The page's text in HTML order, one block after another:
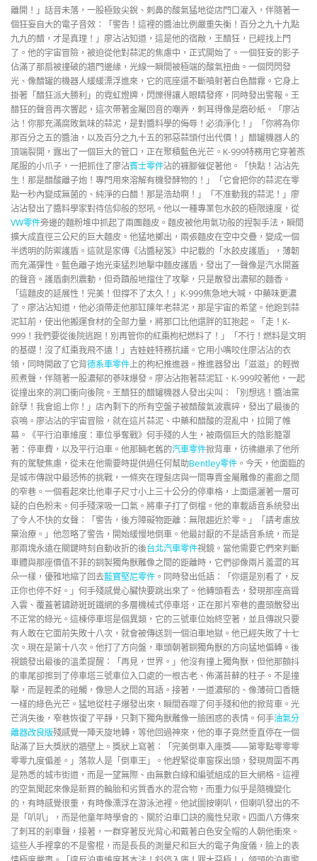
離開！」話音未落，一股極致尖銳、刺鼻的酸氣猛地從店門口灌入，伴隨著一
個狂妄自大的電子音效：「警告！這裡的醬油比例嚴重失衡！百分之九十九點
九九的醋，才是真理！」廖沾沾知道，這是他的宿敵，王醋狂，已經找上門
了。他的宇宙冒險，被迫從他對蒜泥的焦慮中，正式開始了。一個狂妄的影子
佔滿了那扇被撞破的牆門邊緣，光線一瞬間被極端的酸氣扭曲。一個閃閃發
光、像醋罐的機器人緩緩漂浮進來，它的底座還不斷噴射著白色醋霧。它身上
掛著「醋狂派大勝利」的霓虹燈牌，閃爍得讓人眼睛發疼，同時發出警報。王
醋狂的聲音再次響起，這次帶著金屬回音的嘲弄，刺耳得像是磨砂紙。「廖沾
沾！你那充滿腐敗氣味的蒜泥，是對醬料學的侮辱！必須淨化！」「你將為你
那百分之五的醬油，以及百分之九十五的邪惡蒜頭付出代價！」醋罐機器人的
頂端裂開，露出了一個巨大的管口，正在聚積藍色光芒。K-999特務用它穿著燕
尾服的小爪子，一把抓住了廖沾賓士零件沾的褲腳催促著他。「快點！沾沾先
生！那是醋酸離子炮！專門用來溶解有機發酵物的！」「它會把你的蒜泥在零
點一秒內變成無菌的、純淨的白醋！那是浩劫啊！」「不准動我的蒜泥！」廖
沾沾發出了醬料學家對待信仰般的怒吼。他以一種專業包水餃的極限速度，從
VW零件旁邊的麵粉堆中抓起了兩團麵皮。麵皮被他用氣功般的捏製手法，瞬間
擴大成直徑三公尺的巨大麵皮。他猛地擲出，兩張麵皮在空中交疊，變成一個
半透明的防禦護盾。這就是家傳《沾醬秘笈》中記載的「水餃皮護盾」，薄韌
而充滿彈性。藍色離子炮光束猛烈地擊中麵皮護盾，發出了一聲像是汽水開蓋
的聲音。護盾劇烈震動，但奇蹟般地擋住了攻擊，只是散發出濃郁的麵香。
「這麵皮的延展性！完美！但撐不了太久！」K-999焦急地大喊，中藥味更濃
了。廖沾沾知道，他必須帶走他那缸陳年老蒜泥，那是宇宙的希望。他跑到蒜
泥缸前，使出他搬運食材的全部力量，將那口比他還胖的缸抱起。「走！K-
999！我們要從後院逃跑！別再管你的紅棗枸杞燃料了！」「不行！燃料是文明
的基礎！沒了紅棗我飛不遠！」吉娃娃特務抗議。它用小嘴咬住廖沾沾的衣
領，同時開啟了它背德系車零件上的枸杞推進器。推進器發出「滋滋」的輕微
煎煮聲，伴隨著一股濃郁的蔘味爆發。廖沾沾抱著蒜泥缸、K-999咬著他，一起
從撞出來的洞口衝向後院。王醋狂的醋罐機器人發出尖叫：「別想逃！醬油黨
餘孽！我會追上你！」店內剩下的所有空盤子被醋酸氣波震碎，發出了最後的
哀鳴。廖沾沾的宇宙冒險，就在這片蒜泥、中藥和醋酸的混亂中，拉開了帷
幕。《平行泊車維度：車位爭奪戰》何手殘的人生，被兩個巨大的陰影籠罩
著：停車費，以及平行泊車。他那輛老舊的汽車零件掀背車，彷彿繼承了他所
有的駕駛焦慮，從未在他需要時提供過任何幫助Bentley零件 。今天，他面臨的
是城市傳說中最恐怖的挑戰，一條夾在理髮店與一間專賣金屬雕像的畫廊之間
的窄巷。一個看起來比他車子尺寸小上三十公分的停車格，上面還灑著一層可
疑的白色粉末。何手殘深吸一口氣。將車子打了倒檔。他的車載語音系統發出
了令人不快的女聲：「警告，後方障礙物距離：無限趨近於零。」「請考慮放
棄治療。」他忽略了警告，開始緩慢地倒車。他最討厭的不是語音系統，而是
那兩塊永遠在關鍵時刻自動收折的後台北汽車零件視鏡。當他需要它們來判斷
車體與那座價值不菲的銅製獨角獸雕像之間的距離時，它們卻像兩片羞澀的耳
朵一樣，優雅地縮了回去藍寶堅尼零件 。同時發出低語：「你還是別看了，反
正你也停不好。」何手殘感覺心臟快要跳出來了。他轉頭看去，發現那座高聳
入雲、覆蓋著鏽跡斑斑鐵網的多層機械式停車塔，正在那片窄巷的盡頭散發出
不正常的綠光。這棟停車塔是個異類，它的三號車位始終空著，並且傳說只要
有人敢在它面前失敗十八次，就會被傳送到一個泊車地獄。他已經失敗了十七
次。現在是第十八次。他打了方向盤，車頭朝著銅獨角獸的方向猛地偏轉。後
視鏡發出最後的溫柔提醒：「再見，世界。」他沒有撞上獨角獸，但他那顫抖
的車尾卻擦到了停車塔三號車位入口處的一根古老、佈滿苔蘚的柱子。不是撞
擊，而是輕柔的碰觸，像戀人之間的耳語。接著，一道濃郁的、像薄荷口香糖
一樣的綠色光芒。猛地從柱子爆發出來，瞬間吞噬了何手殘和他的掀背車。光
芒消失後，窄巷恢復了平靜，只剩下獨角獸雕像一臉困惑的表情。何手油氣分
離器改良版殘感覺一陣天旋地轉，等他回過神來，他的車子竟然垂直停在一個
貼滿了巨大獎狀的牆壁上。獎狀上寫著：「完美倒車入庫獎——第零點零零零
零零九度偏差。」落款人是「倒車王」。他趕緊從車窗探出頭，發現周圍不再
是熟悉的城市街道，而是一望無際、由無數白線和編號組成的巨大網格。這裡
的空氣聞起來像是新買的輪胎和劣質香水的混合物，而重力似乎是隨機變化
的，有時感覺很重，有時像漂浮在游泳池裡。他試圖按喇叭，但喇叭發出的不
是「叭叭」，而是他童年時學會的、關於泊車口訣的魔性兒歌。四面八方傳來
了刺耳的剎車聲，接著，一群穿著反光背心和戴著白色安全帽的人朝他衝來。
這些人手裡拿的不是警棍，而是長長的測量尺和巨大的電子角度儀，臉上的表